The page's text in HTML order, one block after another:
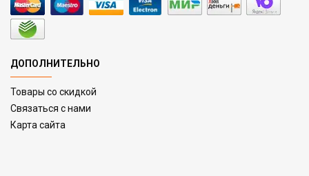
ДОПОЛНИТЕЛЬНО
Товары со скидкой
Связаться с нами
Карта сайта